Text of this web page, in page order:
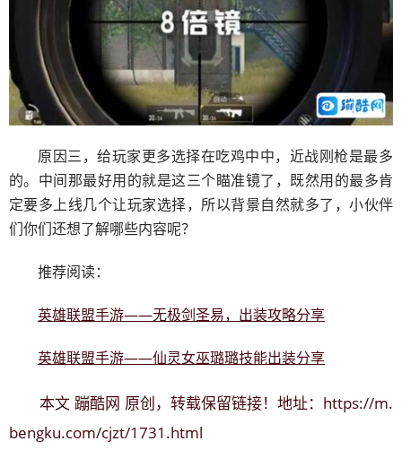
原因三，给玩家更多选择在吃鸡中中，近战刚枪是最多
的。中间那最好用的就是这三个瞄准镜了，既然用的最多肯
定要多上线几个让玩家选择，所以背景自然就多了，小伙伴
们你们还想了解哪些内容呢？
推荐阅读：
英雄联盟手游——无极剑圣易，出装攻略分享
英雄联盟手游——仙灵女巫璐璐技能出装分享
本文 蹦酷网 原创，转载保留链接！地址： https://m.
bengku.com/cjzt/1731.html